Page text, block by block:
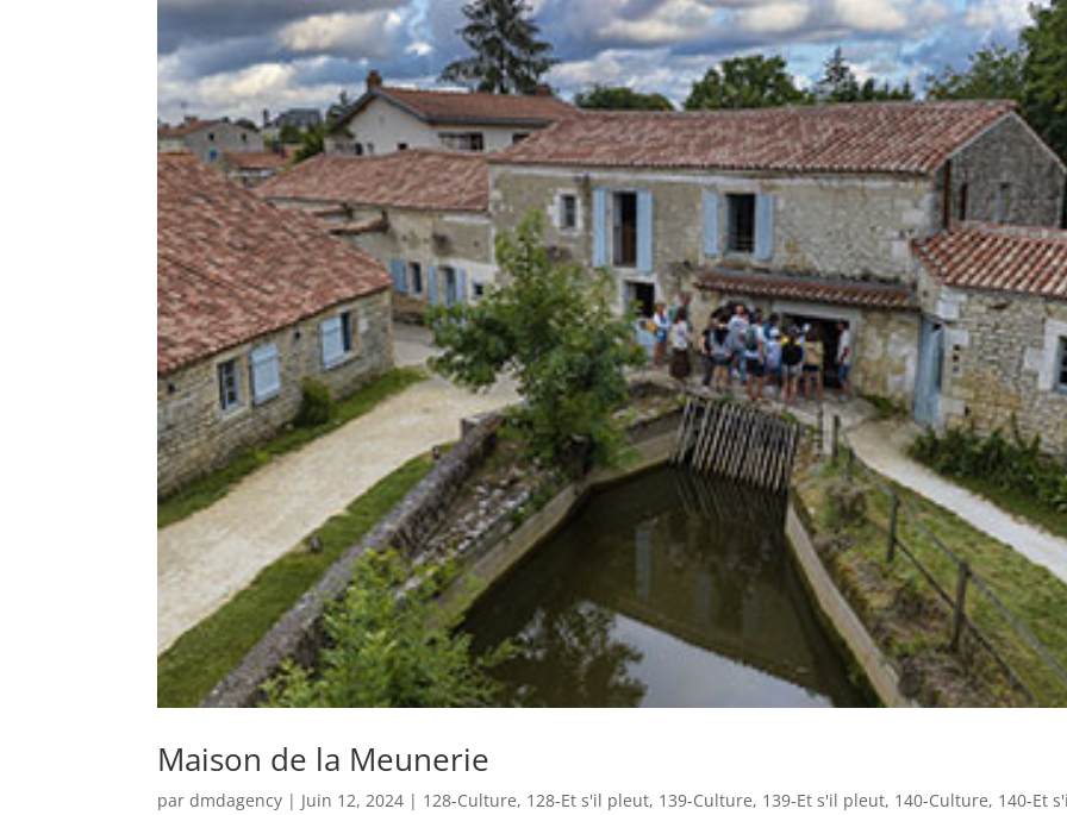
Maison de la Meunerie
par dmdagency | Juin 12, 2024 | 128-Culture, 128-Et s'il pleut, 139-Culture, 139-Et s'il pleut, 140-Culture, 140-Et